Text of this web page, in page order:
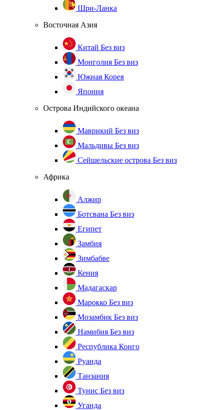
Шри-Ланка
Восточная Азия
Китай Без виз
Монголия Без виз
Южная Корея
Япония
Острова Индийского океана
Маврикий Без виз
Мальдивы Без виз
Сейшельские острова Без виз
Африка
Алжир
Ботсвана Без виз
Египет
Замбия
Зимбабве
Кения
Мадагаскар
Марокко Без виз
Мозамбик Без виз
Намибия Без виз
Республика Конго
Руанда
Танзания
Тунис Без виз
Уганда